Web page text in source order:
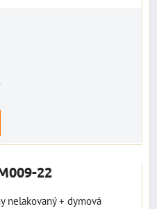
22
nelakovaný + dymová